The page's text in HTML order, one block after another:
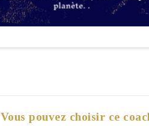
Vous pouvez choisir ce